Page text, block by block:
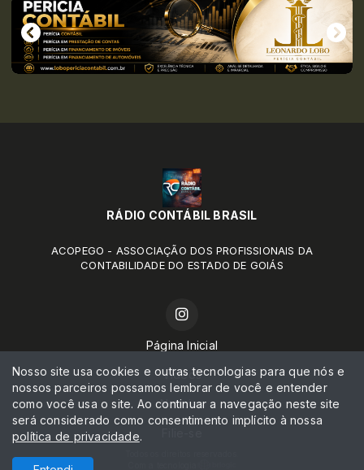
RÁDIO CONTÁBIL BRASIL
ACOPEGO - ASSOCIAÇÃO DOS PROFISSIONAIS DA
CONTABILIDADE DO ESTADO DE GOIÁS
Página Inicial
Vídeos
Notícias
Nosso site usa cookies e outras tecnologias para que nós e
nossos parceiros possamos lembrar de você e entender
como você usa o site. Ao continuar a navegação neste site
será considerado como consentimento implícito à nossa
política de privacidade.